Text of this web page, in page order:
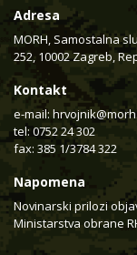
Adresa
MORH, Samostalna
252, 10002 Zagreb,
Kontakt
e-mail:
tel: 0752 24 302
fax: 385 1/3784 322
Napomena
Novinarski prilozi
Ministarstva obrane